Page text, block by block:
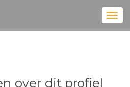
over dit profiel